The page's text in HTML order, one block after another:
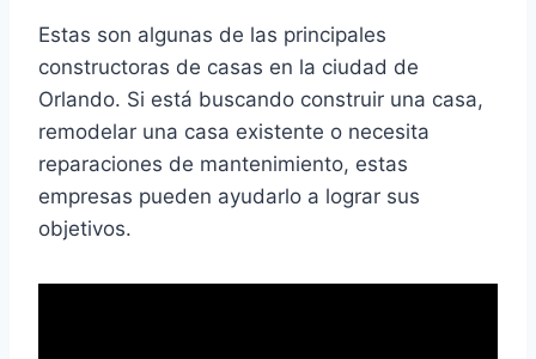
Estas son algunas de las principales
constructoras de casas en la ciudad de
Orlando. Si está buscando construir una casa,
remodelar una casa existente o necesita
reparaciones de mantenimiento, estas
empresas pueden ayudarlo a lograr sus
objetivos.